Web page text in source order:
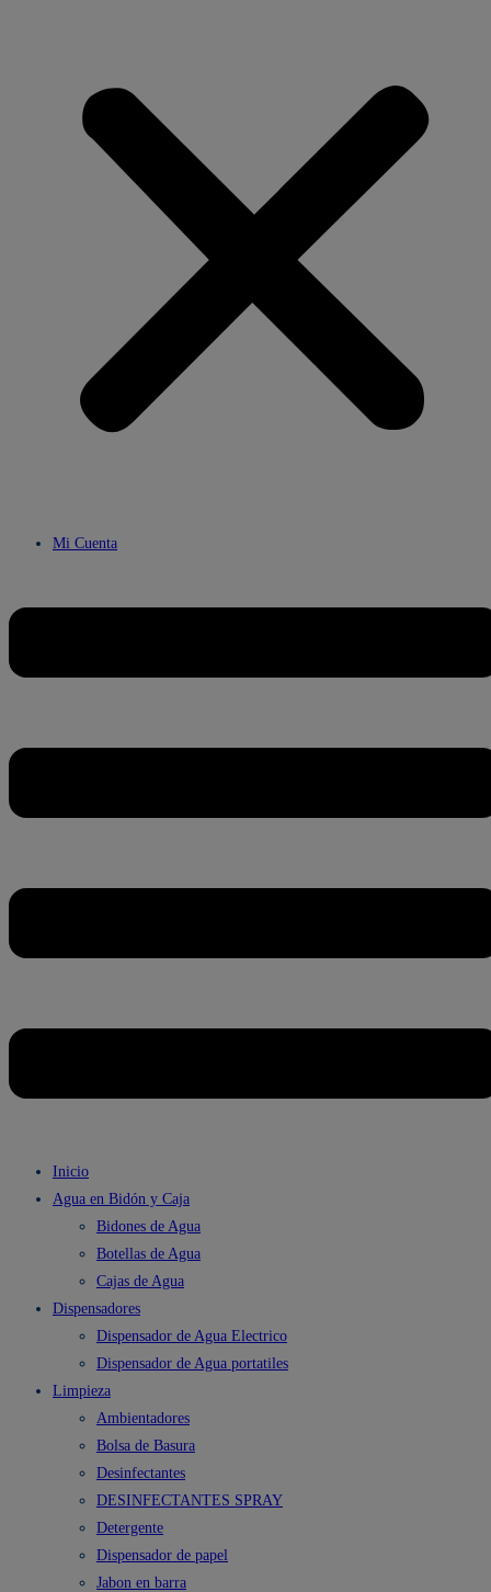
Mi Cuenta
Inicio
Agua en Bidón y Caja
Bidones de Agua
Botellas de Agua
Cajas de Agua
Dispensadores
Dispensador de Agua Electrico
Dispensador de Agua portatiles
Limpieza
Ambientadores
Bolsa de Basura
Desinfectantes
DESINFECTANTES SPRAY
Detergente
Dispensador de papel
Jabon en barra